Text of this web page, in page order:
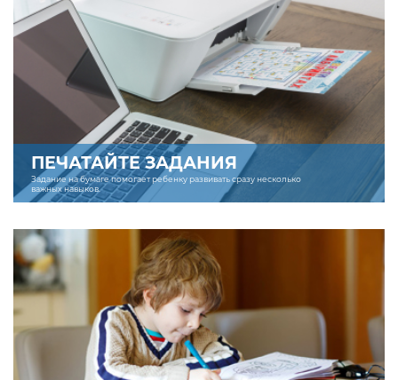
ПЕЧАТАЙТЕ ЗАДАНИЯ
Задание на бумаге помогает ребенку развивать сразу несколько
важных навыков.